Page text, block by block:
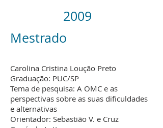
2009
Mestrado
Carolina Cristina Loução Preto
Graduação: PUC/SP
Tema de pesquisa: A OMC e as
perspectivas sobre as suas dificuldades
e alternativas
Orientador: Sebastião V. e Cruz